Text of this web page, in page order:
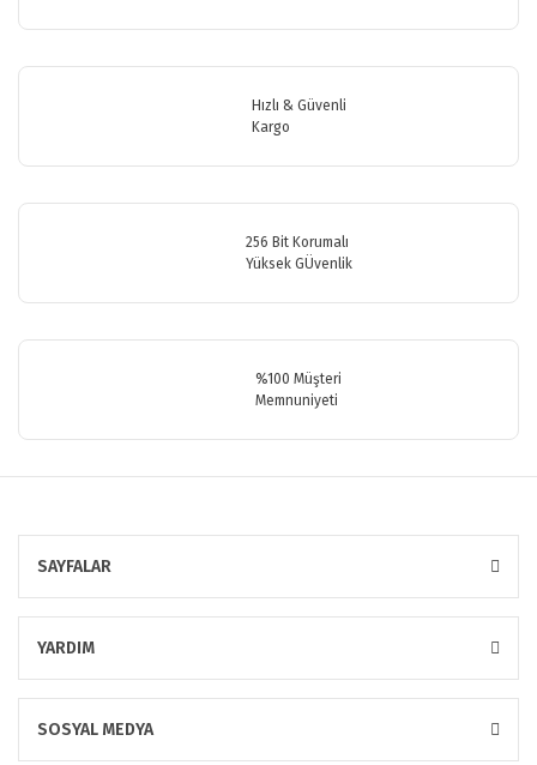
Ürün resmi kalitesiz, bozuk veya görüntülenemiyor.
Ürün fiyatı diğer sitelerden daha pahalı.
Hızlı & Güvenli
Kargo
256 Bit Korumalı
Yüksek GÜvenlik
%100 Müşteri
Memnuniyeti
SAYFALAR
YARDIM
SOSYAL MEDYA